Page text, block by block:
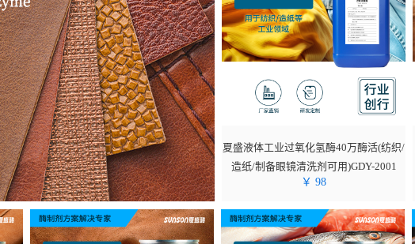
夏盛液体工业过氧化氢酶40万酶活(纺织/
造纸/制备眼镜清洗剂可用)GDY-2001
￥ 98